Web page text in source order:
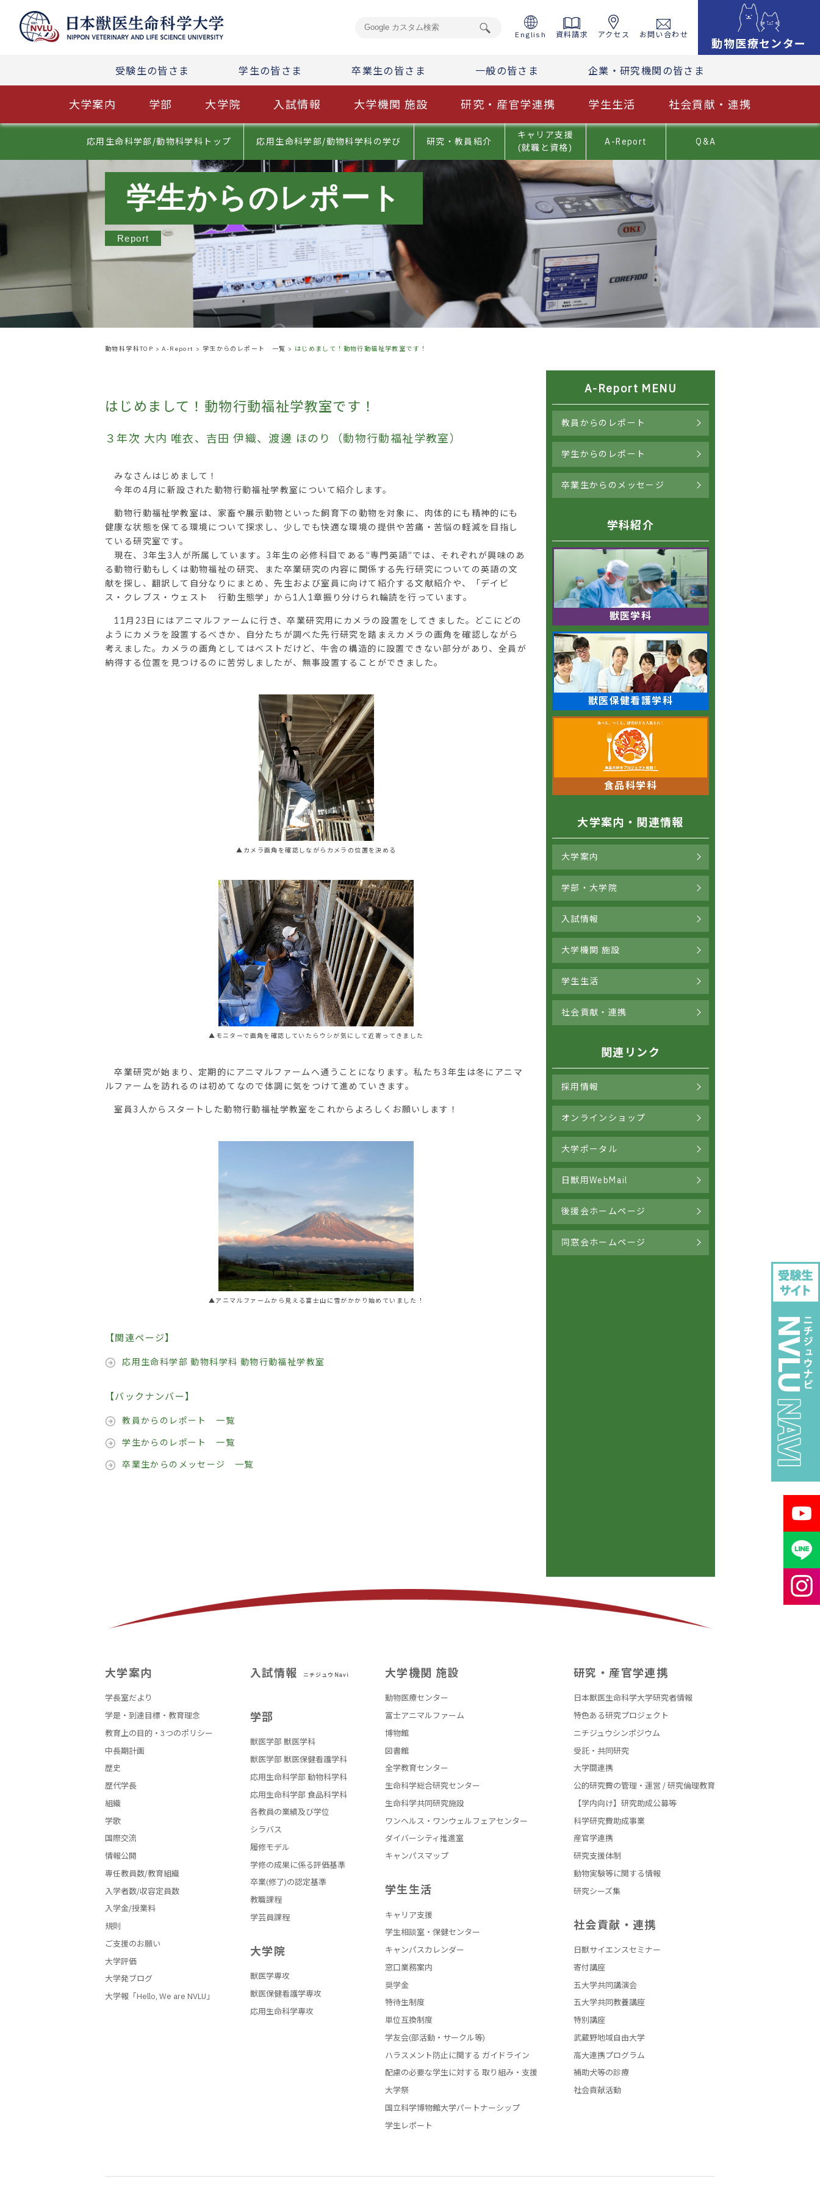
English 資料請求 アクセス お問い合わせ
動物医療センター
受験生の皆さま 学生の皆さま 卒業生の皆さま 一般の皆さま 企業・研究機関の皆さま
大学案内 学部 大学院 入試情報 大学機関 施設 研究・産官学連携 学生生活 社会貢献・連携
学生からのレポート
Report
応用生命科学部/動物科学科トップ 応用生命科学部/動物科学科の学び 研究・教員紹介
キャリア支援
(就職と資格)
A-Report Q&A
動物科学科TOP >A-Report > 学生からのレポート 一覧 > はじめまして！動物行動福祉学教室です！
はじめまして！動物行動福祉学教室です！
３年次 大内 唯衣、吉田 伊織、渡邊 ほのり（動物行動福祉学教室）
みなさんはじめまして！
今年の4月に新設された動物行動福祉学教室について紹介します。
動物行動福祉学教室は、家畜や展示動物といった飼育下の動物を対象に、肉体的にも精神的にも
健康な状態を保てる環境について探求し、少しでも快適な環境の提供や苦痛・苦悩の軽減を目指し
ている研究室です。
現在、3年生3人が所属しています。3年生の必修科目である“専門英語”では、それぞれが興味のあ
る動物行動もしくは動物福祉の研究、また卒業研究の内容に関係する先行研究についての英語の文
献を探し、翻訳して自分なりにまとめ、先生および室員に向けて紹介する文献紹介や、「デイビ
ス・クレブス・ウェスト 行動生態学」から1人1章振り分けられ輪読を行っています。
11月23日にはアニマルファームに行き、卒業研究用にカメラの設置をしてきました。どこにどの
ようにカメラを設置するべきか、自分たちが調べた先行研究を踏まえカメラの画角を確認しながら
考えました。カメラの画角としてはベストだけど、牛舎の構造的に設置できない部分があり、全員が
納得する位置を見つけるのに苦労しましたが、無事設置することができました。
▲カメラ画角を確認しながらカメラの位置を決める
▲モニターで画角を確認していたらウシが気にして近寄ってきました
卒業研究が始まり、定期的にアニマルファームへ通うことになります。私たち3年生は冬にアニマ
ルファームを訪れるのは初めてなので体調に気をつけて進めていきます。
室員3人からスタートした動物行動福祉学教室をこれからよろしくお願いします！
▲アニマルファームから見える富士山に雪がかかり始めていました！
【関連ページ】
応用生命科学部 動物科学科 動物行動福祉学教室
【バックナンバー】
教員からのレポート 一覧
学生からのレポート 一覧
卒業生からのメッセージ 一覧
A-Report MENU
教員からのレポート
学生からのレポート
卒業生からのメッセージ
学科紹介
獣医学科
獣医保健看護学科
食品科学科
大学案内・関連情報
大学案内
学部・大学院
入試情報
大学機関 施設
学生生活
社会貢献・連携
関連リンク
採用情報
オンラインショップ
大学ポータル
日獣用WebMail
後援会ホームページ
同窓会ホームページ
大学案内
学長室だより
学是・到達目標・教育理念
教育上の目的・3つのポリシー
中長期計画
歴史
歴代学長
組織
学歌
国際交流
情報公開
専任教員数/教育組織
入学者数/収容定員数
入学金/授業料
規則
ご支援のお願い
大学評価
大学発ブログ
大学報「Hello, We are NVLU」
入試情報 ニチジュウNavi
学部
獣医学部 獣医学科
獣医学部 獣医保健看護学科
応用生命科学部 動物科学科
応用生命科学部 食品科学科
各教員の業績及び学位
シラバス
履修モデル
学修の成果に係る評価基準
卒業(修了)の認定基準
教職課程
学芸員課程
大学院
獣医学専攻
獣医保健看護学専攻
応用生命科学専攻
大学機関 施設
動物医療センター
富士アニマルファーム
博物館
図書館
全学教育センター
生命科学総合研究センター
生命科学共同研究施設
ワンヘルス・ワンウェルフェアセンター
ダイバーシティ推進室
キャンパスマップ
学生生活
キャリア支援
学生相談室・保健センター
キャンパスカレンダー
窓口業務案内
奨学金
特待生制度
単位互換制度
学友会(部活動・サークル等)
ハラスメント防止に関する ガイドライン
配慮の必要な学生に対する 取り組み・支援
大学祭
国立科学博物館大学パートナーシップ
学生レポート
研究・産官学連携
日本獣医生命科学大学研究者情報
特色ある研究プロジェクト
ニチジュウシンポジウム
受託・共同研究
大学間連携
公的研究費の管理・運営 / 研究倫理教育
【学内向け】研究助成公募等
科学研究費助成事業
産官学連携
研究支援体制
動物実験等に関する情報
研究シーズ集
社会貢献・連携
日獣サイエンスセミナー
寄付講座
五大学共同講演会
五大学共同教養講座
特別講座
武蔵野地域自由大学
高大連携プログラム
補助犬等の診療
社会貢献活動